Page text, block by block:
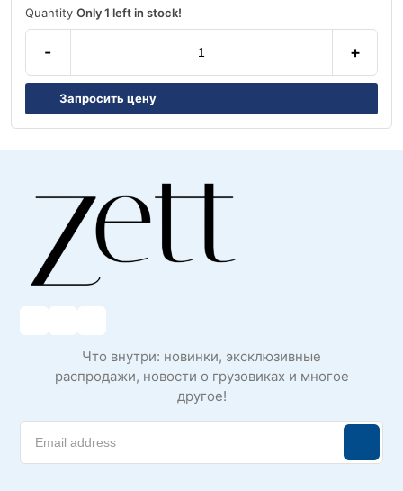
Quantity Only 1 left in stock!
- +
Запросить цену
Что внутри: новинки, эксклюзивные
распродажи, новости о грузовиках и многое
другое!